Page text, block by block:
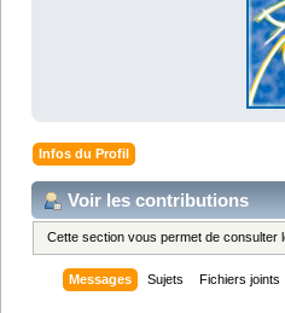
Infos du Profil
Voir les contributions
Cette section vous permet de consulter
Messages Sujets Fichiers joints